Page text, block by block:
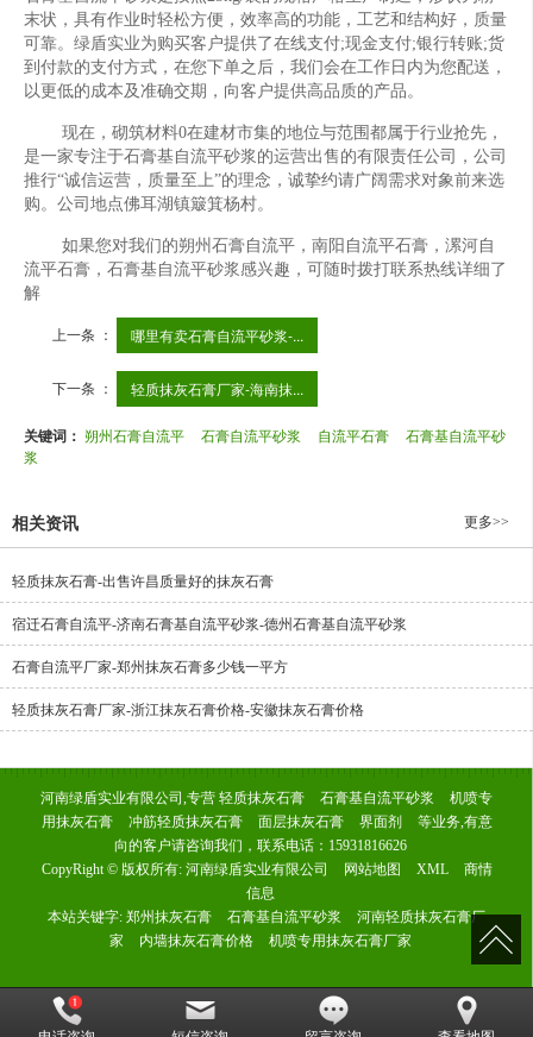
末状，具有作业时轻松方便，效率高的功能，工艺和结构好，质量
可靠。绿盾实业为购买客户提供了在线支付;现金支付;银行转账;货
到付款的支付方式，在您下单之后，我们会在工作日内为您配送，
以更低的成本及准确交期，向客户提供高品质的产品。
现在，砌筑材料0在建材市集的地位与范围都属于行业抢先，
是一家专注于石膏基自流平砂浆的运营出售的有限责任公司，公司
推行“诚信运营，质量至上”的理念，诚挚约请广阔需求对象前来选
购。公司地点佛耳湖镇簸箕杨村。
如果您对我们的朔州石膏自流平，南阳自流平石膏，漯河自
流平石膏，石膏基自流平砂浆感兴趣，可随时拨打联系热线详细了
解
上一条 ： 哪里有卖石膏自流平砂浆-...
下一条 ： 轻质抹灰石膏厂家-海南抹...
关键词： 朔州石膏自流平 石膏自流平砂浆 自流平石膏
石膏基自流平砂
浆
相关资讯 更多>>
轻质抹灰石膏-出售许昌质量好的抹灰石膏
宿迁石膏自流平-济南石膏基自流平砂浆-德州石膏基自流平砂浆
石膏自流平厂家-郑州抹灰石膏多少钱一平方
轻质抹灰石膏厂家-浙江抹灰石膏价格-安徽抹灰石膏价格
河南绿盾实业有限公司,专营 轻质抹灰石膏 石膏基自流平砂浆
机喷专
用抹灰石膏
冲筋轻质抹灰石膏 面层抹灰石膏 界面剂
等业务,有意
向的客户请咨询我们，联系电话： 15931816626
CopyRight © 版权所有: 河南绿盾实业有限公司 网站地图 XML
商情
信息
本站关键字: 郑州抹灰石膏 石膏基自流平砂浆
河南轻质抹灰石膏厂
家
内墙抹灰石膏价格 机喷专用抹灰石膏厂家